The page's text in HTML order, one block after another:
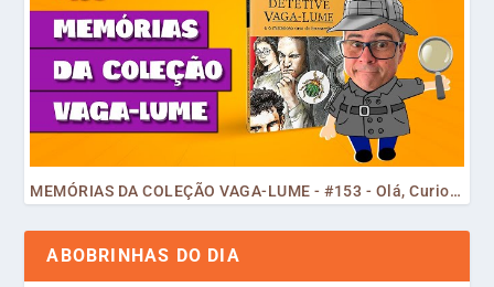
MEMÓRIAS DA COLEÇÃO VAGA-LUME - #153 - Olá, Curiosos! 2023
ABOBRINHAS DO DIA